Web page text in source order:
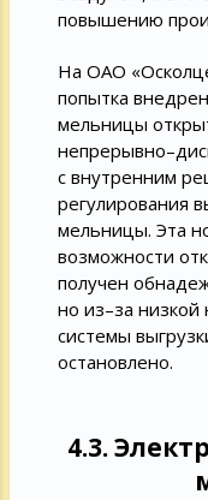
повышению
На ОАО
попытка
мельницы
с внутренним
регулирования
мельницы. Эта
возможности
получен
но из–за
системы
остановлено.
4.3.